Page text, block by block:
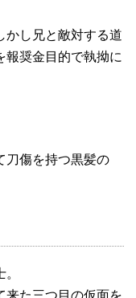
かし兄と敵対する道
報奨金目的で執拗に
刀傷を持つ黒髪の